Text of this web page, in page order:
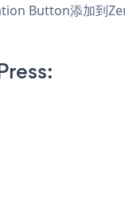
Button添加到